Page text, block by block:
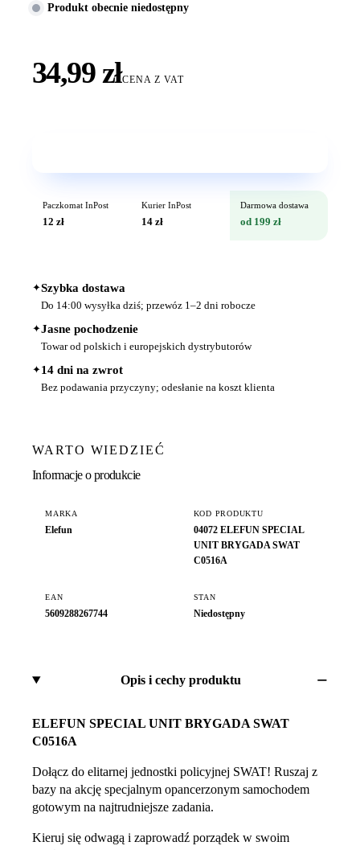
Produkt obecnie niedostępny
34,99 złCENA Z VAT
Paczkomat InPost
12 zł
Kurier InPost
14 zł
Darmowa dostawa
od 199 zł
✦Szybka dostawa
Do 14:00 wysyłka dziś; przewóz 1–2 dni robocze
✦Jasne pochodzenie
Towar od polskich i europejskich dystrybutorów
✦14 dni na zwrot
Bez podawania przyczyny; odesłanie na koszt klienta
WARTO WIEDZIEĆ
Informacje o produkcie
MARKA
Elefun
KOD PRODUKTU
04072 ELEFUN SPECIAL
UNIT BRYGADA SWAT
C0516A
EAN
5609288267744
STAN
Niedostępny
Opis i cechy produktu
ELEFUN SPECIAL UNIT BRYGADA SWAT
C0516A
Dołącz do elitarnej jednostki policyjnej SWAT! Ruszaj z
bazy na akcję specjalnym opancerzonym samochodem
gotowym na najtrudniejsze zadania.
Kieruj się odwagą i zaprowadź porządek w swoim